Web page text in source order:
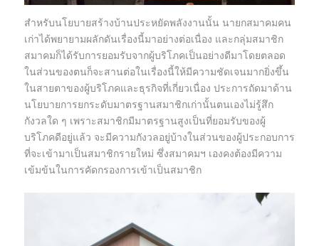
สำหรับนโยบายสร้างบ้านประหยัดพลังงานนั้น นายกสมาคมคน
เก่าได้พยายามผลักดันเรื่องนี้มาอย่างต่อเนื่อง และกลุ่มสมาชิก
สมาคมก็ได้รับการยอมรับจากผู้บริโภคเป็นอย่างดีมาโดยตลอด
ในส่วนของตนก็จะสานต่อในเรื่องนี้ให้มีความชัดเจนมากยิ่งขึ้น
ในสายตาของผู้บริโภคและธุรกิจที่เกี่ยวเนื่อง ประการถัดมาด้าน
นโยบายการยกระดับมาตรฐานสมาชิกเก่านั้นตนเองไม่รู้สึก
กังวลใด ๆ เพราะสมาชิกมีมาตรฐานสูงเป็นที่ยอมรับของผู้
บริโภคดีอยู่แล้ว จะมีความกังวลอยู่บ้างในส่วนของผู้ประกอบการ
ที่จะเข้ามาเป็นสมาชิกรายใหม่ ซึ่งสมาคมฯ เองคงต้องมีความ
เข้มข้นในการคัดกรองการเข้าเป็นสมาชิก